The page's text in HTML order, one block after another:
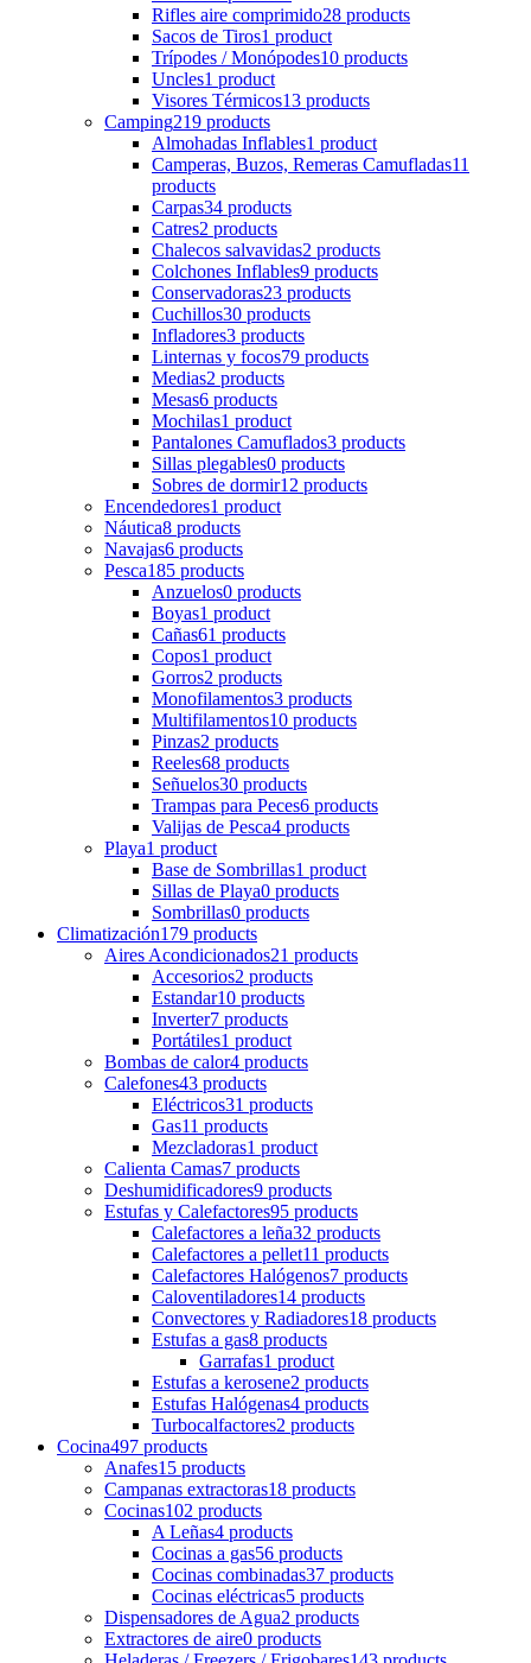
Rifles aire comprimido28 products
Sacos de Tiros1 product
Trípodes / Monópodes10 products
Uncles1 product
Visores Térmicos13 products
Camping219 products
Almohadas Inflables1 product
Camperas, Buzos, Remeras Camufladas11
products
Carpas34 products
Catres2 products
Chalecos salvavidas2 products
Colchones Inflables9 products
Conservadoras23 products
Cuchillos30 products
Infladores3 products
Linternas y focos79 products
Medias2 products
Mesas6 products
Mochilas1 product
Pantalones Camuflados3 products
Sillas plegables0 products
Sobres de dormir12 products
Encendedores1 product
Náutica8 products
Navajas6 products
Pesca185 products
Anzuelos0 products
Boyas1 product
Cañas61 products
Copos1 product
Gorros2 products
Monofilamentos3 products
Multifilamentos10 products
Pinzas2 products
Reeles68 products
Señuelos30 products
Trampas para Peces6 products
Valijas de Pesca4 products
Playa1 product
Base de Sombrillas1 product
Sillas de Playa0 products
Sombrillas0 products
Climatización179 products
Aires Acondicionados21 products
Accesorios2 products
Estandar10 products
Inverter7 products
Portátiles1 product
Bombas de calor4 products
Calefones43 products
Eléctricos31 products
Gas11 products
Mezcladoras1 product
Calienta Camas7 products
Deshumidificadores9 products
Estufas y Calefactores95 products
Calefactores a leña32 products
Calefactores a pellet11 products
Calefactores Halógenos7 products
Caloventiladores14 products
Convectores y Radiadores18 products
Estufas a gas8 products
Garrafas1 product
Estufas a kerosene2 products
Estufas Halógenas4 products
Turbocalfactores2 products
Cocina497 products
Anafes15 products
Campanas extractoras18 products
Cocinas102 products
A Leñas4 products
Cocinas a gas56 products
Cocinas combinadas37 products
Cocinas eléctricas5 products
Dispensadores de Agua2 products
Extractores de aire0 products